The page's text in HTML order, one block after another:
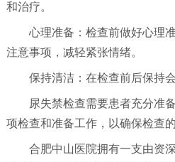
和治疗。
心理准备：检查前做好心理准
注意事项，减轻紧张情绪。
保持清洁：在检查前后保持会
尿失禁检查需要患者充分准备
项检查和准备工作，以确保检查
合肥中山医院拥有一支由资深